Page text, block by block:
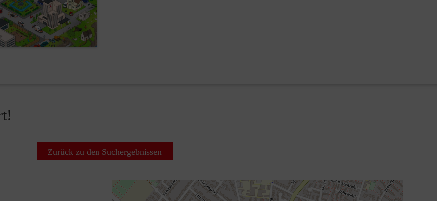
Zurück zu den Suchergebnissen